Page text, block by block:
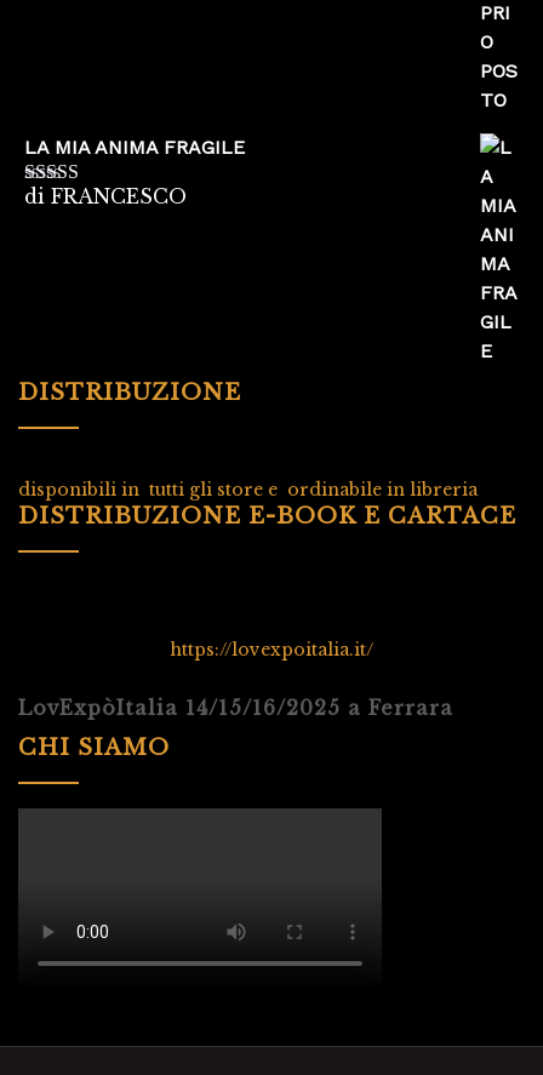
LA MIA ANIMA FRAGILE
Valutato5su
di FRANCESCO
DISTRIBUZIONE
disponibili in tutti gli store e ordinabile in libreria
DISTRIBUZIONE E-BOOK E CARTACE
https://lovexpoitalia.it/
LovExpòItalia 14/15/16/2025 a Ferrara
CHI SIAMO